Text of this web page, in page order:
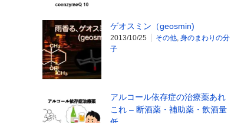
ゲオスミン（geosmin)
2013/10/25 その他 身のまわりの分
子
アルコール依存症の治療薬あれ
これ – 断酒薬・補助薬・飲酒量